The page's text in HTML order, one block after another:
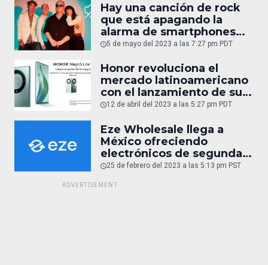
Hay una canción de rock
que está apagando la
alarma de smartphones
Android sin querer
5 de mayo del 2023 a las 7:27 pm PDT
Honor revoluciona el
mercado latinoamericano
con el lanzamiento de sus
innovadores teléfonos
cinematográficas de alta
gama
12 de abril del 2023 a las 5:27 pm PDT
Eze Wholesale llega a
México ofreciendo
electrónicos de segunda
mano y reacondicionados
25 de febrero del 2023 a las 5:13 pm PST